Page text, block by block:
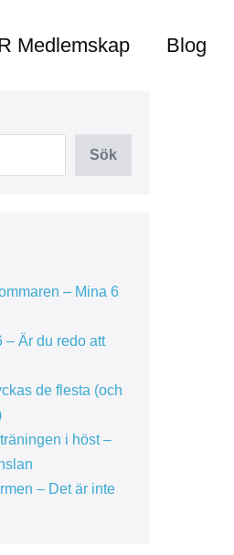
Medlemskap Blog
Sök
– Mina 6
– Är du redo att
de flesta (och
i höst –
– Det är inte